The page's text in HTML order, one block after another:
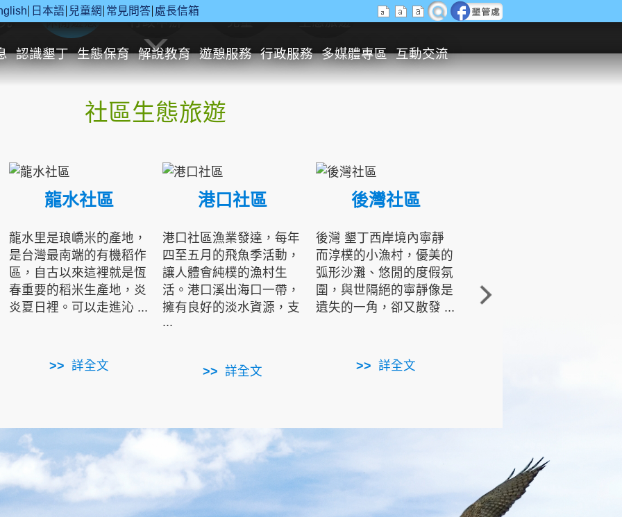
日本語 兒童網 常見問答 處長信箱
認識墾丁 生態保育 解說教育 遊憩服務 行政服務 多媒體專區 互動交流
休閒遊憩 行政申辦 兒童 生態旅遊
社區生態旅遊
龍水社區
龍水里是琅嶠米的產地，
是台灣最南端的有機稻作
區，自古以來這裡就是恆
春重要的稻米生產地，炎
炎夏日裡。可以走進沁 ...
詳全文
港口社區
港口社區漁業發達，每年
四至五月的飛魚季活動，
讓人體會純樸的漁村生
活。港口溪出海口一帶，
擁有良好的淡水資源，支
...
詳全文
後灣社區
後灣 墾丁西岸境內寧靜
而淳樸的小漁村，優美的
弧形沙灘、悠閒的度假氛
圍，與世隔絕的寧靜像是
遺失的一角，卻又散發 ...
詳全文
角的端點，冬季海浪拍打
著礁岸，旺盛的侵蝕作